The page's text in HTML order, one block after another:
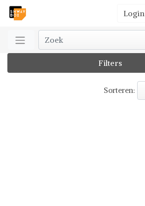
Filters
Sorteren: